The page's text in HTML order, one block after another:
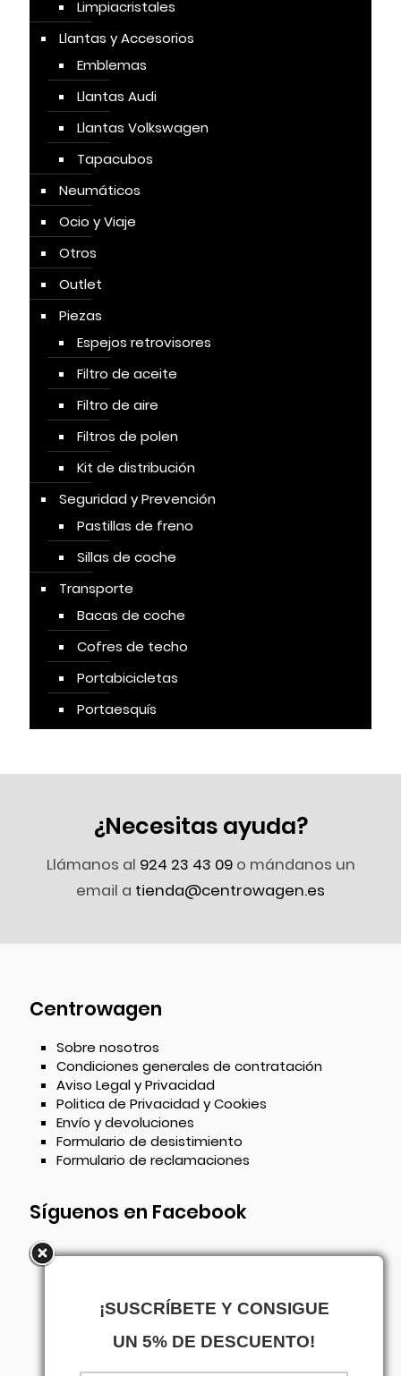
Limpiacristales
Llantas y Accesorios
Emblemas
Llantas Audi
Llantas Volkswagen
Tapacubos
Neumáticos
Ocio y Viaje
Otros
Outlet
Piezas
Espejos retrovisores
Filtro de aceite
Filtro de aire
Filtros de polen
Kit de distribución
Seguridad y Prevención
Pastillas de freno
Sillas de coche
Transporte
Bacas de coche
Cofres de techo
Portabicicletas
Portaesquís
¿Necesitas ayuda?
Llámanos al 924 23 43 09o mándanos un
email a tienda@centrowagen.es
Centrowagen
Sobre nosotros
Condiciones generales de contratación
Aviso Legal y Privacidad
Politica de Privacidad y Cookies
Envío y devoluciones
Formulario de desistimiento
Formulario de reclamaciones
Síguenos en Facebook
¡SUSCRÍBETE Y CONSIGUE
UN 5% DE DESCUENTO!